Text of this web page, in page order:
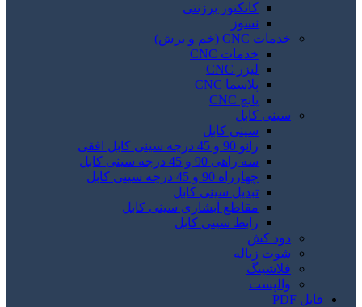
کانکتور برزنتی
نسوز
خدمات CNC (خم و برش)
خدمات CNC
لیزر CNC
پلاسما CNC
پانچ CNC
سینی کابل
سینی کابل
زانو 90 و 45 درجه سینی کابل افقی
سه راهی 90 و 45 درجه سینی کابل
چهارراه 90 و 45 درجه سینی کابل
تبدیل سینی کابل
مقاطع آبشاری سینی کابل
رابط سینی کابل
دود کش
شوت زباله
فلاشینگ
والپست
فایل PDF